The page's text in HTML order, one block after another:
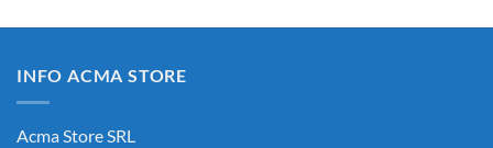
originale
90,00€.
attuale
INFO ACMA STORE
Acma Store SRL